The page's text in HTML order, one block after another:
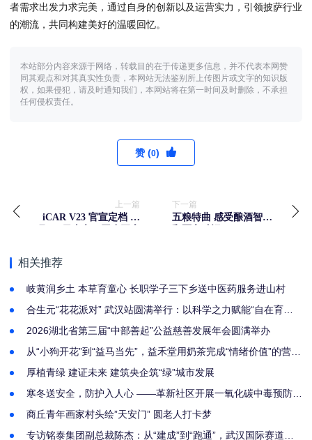
者需求出发力求完美，通过自身的创新以及运营实力，引领披萨行业
的潮流，共同构建美好的温暖回忆。
本站部分内容来源于网络，转载目的在于传递更多信息，并不代表本网赞
同其观点和对其真实性负责，本网站无法鉴别所上传图片或文字的知识版
权，如果侵犯，请及时通知我们，本网站将在第一时间及时删除，不承担
任何侵权责任。
赞 (0)
上一篇
iCAR V23 官宣定档 12
下一篇
五粮特曲 感受酿酒智慧
相关推荐
岐黄润乡土 本草育童心 长职学子三下乡送中医药服务进山村
合生元“花花派对” 武汉站圆满举行：以科学之力赋能“自在育
2026湖北省第三届“中部善起”公益慈善发展年会圆满举办
从“小狗开花”到“益马当先”，益禾堂用奶茶完成“情绪价值”的营销
厚植青绿 建证未来 建筑央企筑“绿”城市发展
寒冬送安全，防护入人心 ——革新社区开展一氧化碳中毒预防主
商丘青年画家村头绘”天安门” 圆老人打卡梦
专访铭泰集团副总裁陈杰：从“建成”到“跑通”，武汉国际赛道要